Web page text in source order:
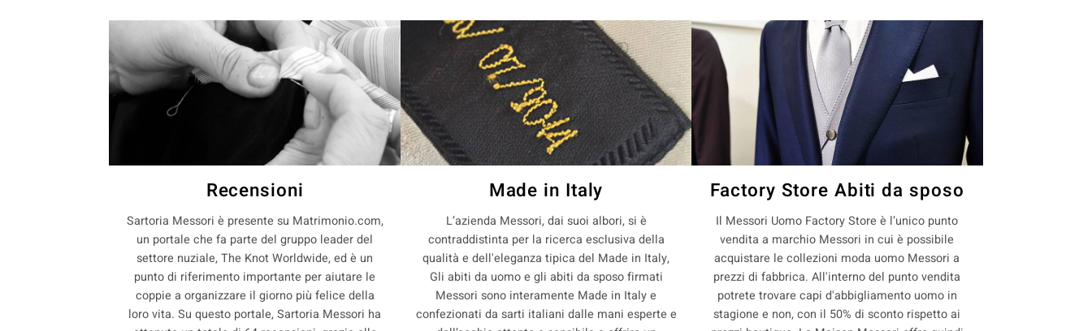
Recensioni
Sartoria Messori è presente su Matrimonio.com,
un portale che fa parte del gruppo leader del
settore nuziale, The Knot Worldwide, ed è un
punto di riferimento importante per aiutare le
coppie a organizzare il giorno più felice della
loro vita. Su questo portale, Sartoria Messori ha
Made in Italy
L’azienda Messori, dai suoi albori, si è
contraddistinta per la ricerca esclusiva della
qualità e dell'eleganza tipica del Made in Italy,
Gli abiti da uomo e gli abiti da sposo firmati
Messori sono interamente Made in Italy e
confezionati da sarti italiani dalle mani esperte e
Factory Store Abiti da sposo
Il Messori Uomo Factory Store è l’unico punto
vendita a marchio Messori in cui è possibile
acquistare le collezioni moda uomo Messori a
prezzi di fabbrica. All'interno del punto vendita
potrete trovare capi d'abbigliamento uomo in
stagione e non, con il 50% di sconto rispetto ai